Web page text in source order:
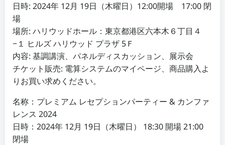
日時: 2024年 12月 19日（木曜日）12:00開場 17:00 閉
場
場所: ハリウッドホール：東京都港区六本木６丁目４
−１ ヒルズ ハリウッド プラザ 5Ｆ
内容: 基調講演、パネルディスカッション、展示会
チケット販売: 電算システムのマイページ、商品購入よ
りお買い求めください。
名称：プレミアム レセプションパーティー & カンファ
レンス 2024
日時：2024年 12月 19日（木曜日） 18:30 開場 21:00
閉場